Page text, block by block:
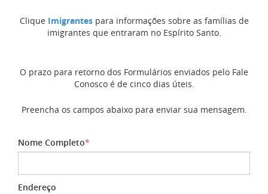
Clique Imigrantespara informações sobre as famílias de
imigrantes que entraram no Espírito Santo.
O prazo para retorno dos Formulários enviados pelo Fale
Conosco é de cinco dias úteis.
Preencha os campos abaixo para enviar sua mensagem.
Nome Completo*
Endereço